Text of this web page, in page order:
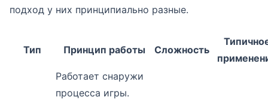
подход у них принципиально разные.
Тип Принцип работы Сложность
Работает снаружи
процесса игры.